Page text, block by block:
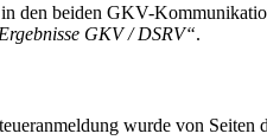
den beiden GKV-
GKV / DSRV“.
wurde von